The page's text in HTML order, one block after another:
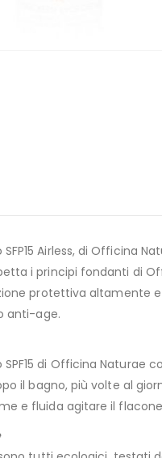
Airless, diOfficina
i principi fondanti di
protettiva altamente
anti-age.
SPF15 di Officina
il bagno, più volte al
e fluida agitare il flacone